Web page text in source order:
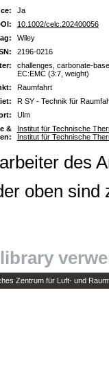
Ja
10.1002/celc.202400056
Wiley
2196-0216
challenges, carbonate-
EC:EMC (3:7, weight)
Raumfahrt
R SY - Technik für
Ulm
&
Institut für Technische
Institut für Technische
des
oben
Zentrum für Luft- und